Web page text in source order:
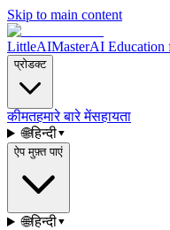
Skip to main content
LittleAIMasterAI Education
प्रोडक्ट
कीमतहमारे बारे मेंसहायता
🌐हिन्दी▾
ऐप मुफ़्त पाएं
🌐हिन्दी▾